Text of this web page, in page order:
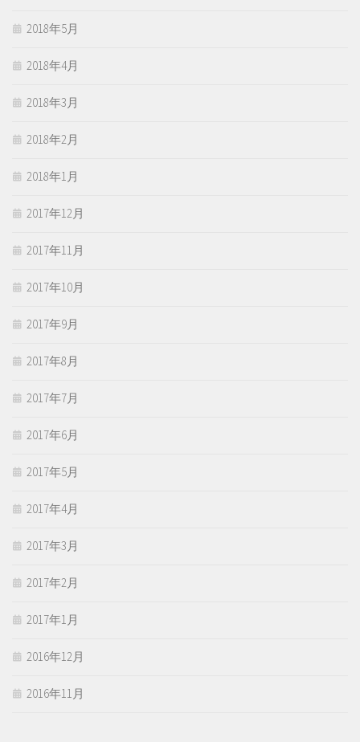
2018年5月
2018年4月
2018年3月
2018年2月
2018年1月
2017年12月
2017年11月
2017年10月
2017年9月
2017年8月
2017年7月
2017年6月
2017年5月
2017年4月
2017年3月
2017年2月
2017年1月
2016年12月
2016年11月